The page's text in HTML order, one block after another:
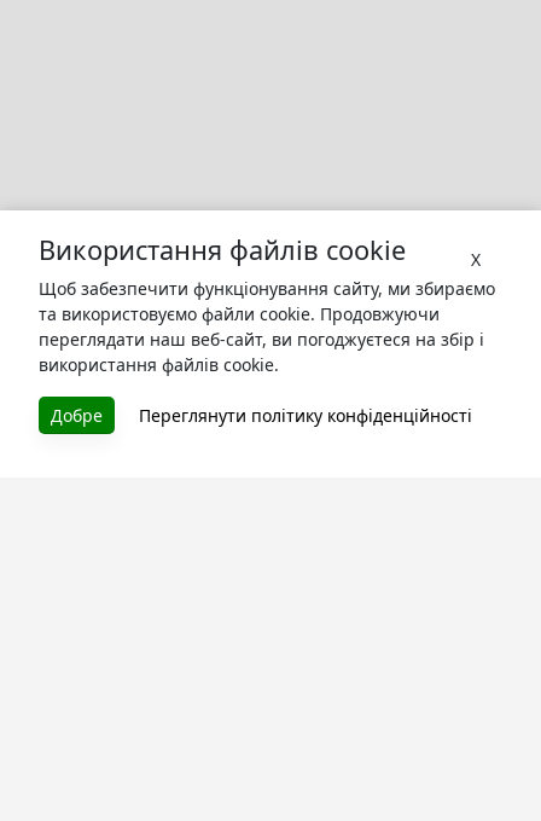
X
Використання файлів cookie
Щоб забезпечити функціонування сайту, ми збираємо
та використовуємо файли cookie. Продовжуючи
переглядати наш веб-сайт, ви погоджуєтеся на збір і
використання файлів cookie.
Добре Переглянути політику конфіденційності
БУКУРУК
Літературна платформа і бібліотека книг, які можна